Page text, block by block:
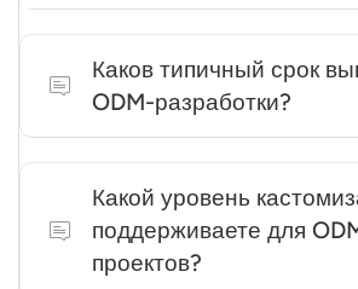
Каков типичный срок
ODM-разработки?
зависимости от уровня
сложности проекта, как правило,
прототипа до готовности к
Какой уровень
поддерживаете для
проектов?